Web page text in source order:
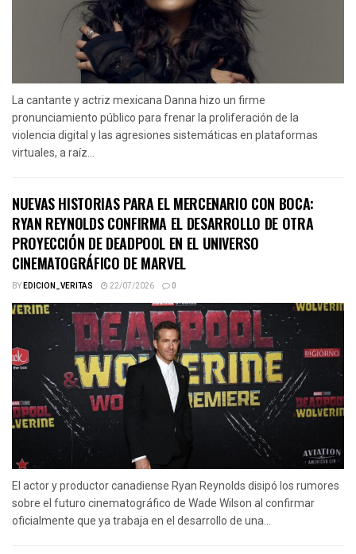
La cantante y actriz mexicana Danna hizo un firme
pronunciamiento público para frenar la proliferación de la
violencia digital y las agresiones sistemáticas en plataformas
virtuales, a raíz...
NUEVAS HISTORIAS PARA EL MERCENARIO CON BOCA:
RYAN REYNOLDS CONFIRMA EL DESARROLLO DE OTRA
PROYECCIÓN DE DEADPOOL EN EL UNIVERSO
CINEMATOGRÁFICO DE MARVEL
BYEDICION_VERITAS 22/07/2026 0
El actor y productor canadiense Ryan Reynolds disipó los rumores
sobre el futuro cinematográfico de Wade Wilson al confirmar
oficialmente que ya trabaja en el desarrollo de una...